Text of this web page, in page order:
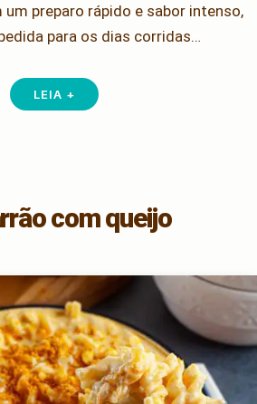
preparo rápido e sabor intenso,
para os dias corridas…
LEIA +
com queijo